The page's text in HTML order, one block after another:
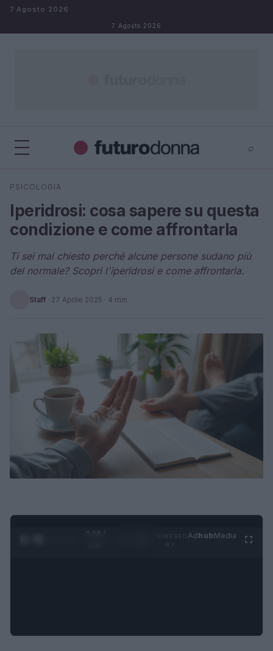
Salta al contenuto
7 Agosto 2026
7 Agosto 2026
⌕
Cerca
PSICOLOGIA
Iperidrosi: cosa sapere su questa
condizione e come affrontarla
Ti sei mai chiesto perché alcune persone sudano più
del normale? Scopri l'iperidrosi e come affrontarla.
Staff · 27 Aprile 2025 · 4 min
0:28 /
AdhubMedia